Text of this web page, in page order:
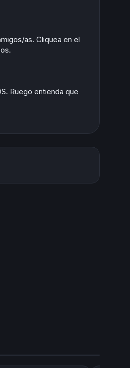
as. Cliquea en el
Ruego entienda que